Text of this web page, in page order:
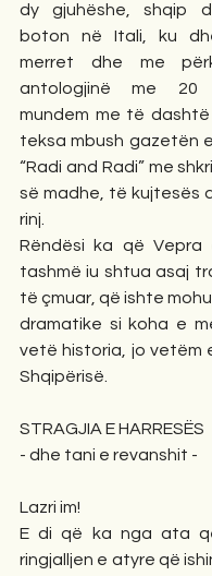
dy gjuhëshe, shqip
boton në Itali, ku
merret dhe me
antologjinë me 20
mundem me të dashtë
teksa mbush gazetën
“Radi and Radi” me
së madhe, të kujtesës
rinj.
Rëndësi ka që Vepra
tashmë iu shtua asaj
të çmuar, që ishte
dramatike si koha e
vetë historia, jo vetëm
Shqipërisë.
STRAGJIA E HARRESËS
- dhe tani e revanshit -
Lazri im!
E di që ka nga ata
ringjalljen e atyre që